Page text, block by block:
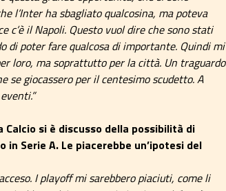
l’Inter ha sbagliato qualcosina, ma poteva
c’è il Napoli. Questo vuol dire che sono stati
di poter fare qualcosa di importante. Quindi mi
loro, ma soprattutto per la città. Un traguardo
se giocassero per il centesimo scudetto. A
si è discusso della possibilità di
Serie A. Le piacerebbe un’ipotesi del
I playoff mi sarebbero piaciuti, come li